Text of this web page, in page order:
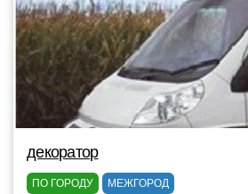
декоратор
ПО ГОРОДУ МЕЖГОРОД